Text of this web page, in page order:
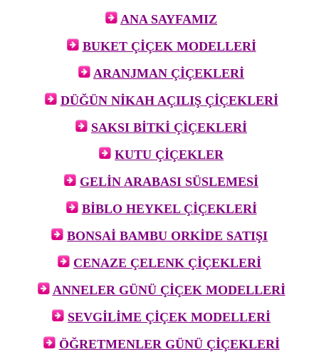
ANA SAYFAMIZ
BUKET ÇİÇEK MODELLERİ
ARANJMAN ÇİÇEKLERİ
DÜĞÜN NİKAH AÇILIŞ ÇİÇEKLERİ
SAKSI BİTKİ ÇİÇEKLERİ
KUTU ÇİÇEKLER
GELİN ARABASI SÜSLEMESİ
BİBLO HEYKEL ÇİÇEKLERİ
BONSAİ BAMBU ORKİDE SATIŞI
CENAZE ÇELENK ÇİÇEKLERİ
ANNELER GÜNÜ ÇİÇEK MODELLERİ
SEVGİLİME ÇİÇEK MODELLERİ
ÖĞRETMENLER GÜNÜ ÇİÇEKLERİ